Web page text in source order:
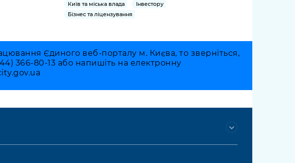
Київ та міська влада
Інвестору
Бізнес та ліцензування
Єдиного веб-порталу м. Києва, то зверніться,
366-80-13 або напишіть на електронну